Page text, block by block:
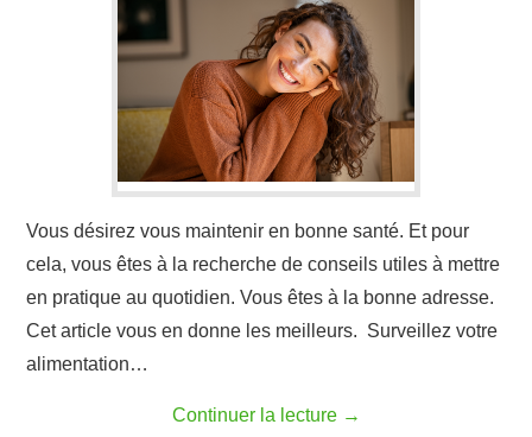
Vous désirez vous maintenir en bonne santé. Et pour
cela, vous êtes à la recherche de conseils utiles à mettre
en pratique au quotidien. Vous êtes à la bonne adresse.
Cet article vous en donne les meilleurs. Surveillez votre
alimentation…
Continuer la lecture →